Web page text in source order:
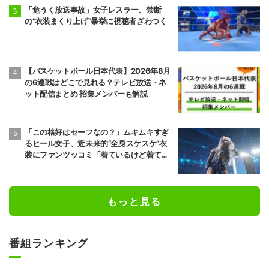
「危うく放送事故」女子レスラー、禁断
の“衣装まくり上げ”暴挙に視聴者ざわつく
【バスケットボール日本代表】2026年8月
の6連戦はどこで見れる？テレビ放送・ネ
ット配信まとめ 招集メンバーも解説
「この格好はセーフなの？」ムキムキすぎ
るヒール女子、近未来的“全身スケスケ”衣
装にファンツッコミ「着ているけど着てい
もっと見る
番組ランキング